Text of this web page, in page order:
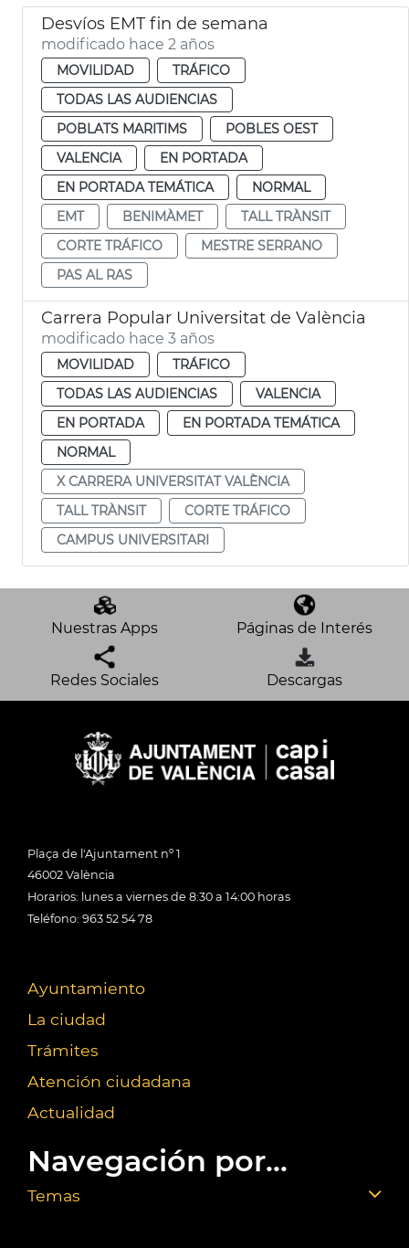
Desvíos EMT fin de semana
modificado hace 2 años
MOVILIDAD
TRÁFICO
TODAS LAS AUDIENCIAS
POBLATS MARITIMS
POBLES OEST
VALENCIA
EN PORTADA
EN PORTADA TEMÁTICA
NORMAL
EMT
BENIMÀMET
TALL TRÀNSIT
CORTE TRÁFICO
MESTRE SERRANO
PAS AL RAS
Carrera Popular Universitat de València
modificado hace 3 años
MOVILIDAD
TRÁFICO
TODAS LAS AUDIENCIAS
VALENCIA
EN PORTADA
EN PORTADA TEMÁTICA
NORMAL
X CARRERA UNIVERSITAT VALÈNCIA
TALL TRÀNSIT
CORTE TRÁFICO
CAMPUS UNIVERSITARI
Nuestras Apps Páginas de Interés
Redes Sociales Descargas
Plaça de l'Ajuntament nº 1
46002 València
Horarios: lunes a viernes de 8:30 a 14:00 horas
Teléfono: 963 52 54 78
Ayuntamiento
La ciudad
Trámites
Atención ciudadana
Actualidad
Navegación por...
Temas